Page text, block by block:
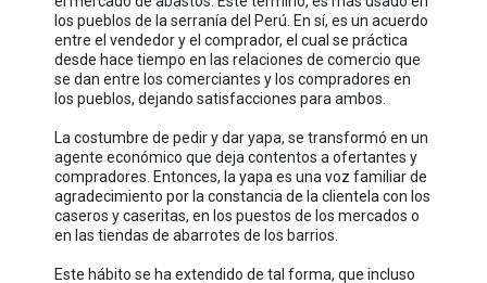
los pueblos de la serranía del Perú. En sí, es un acuerdo
entre el vendedor y el comprador, el cual se práctica
desde hace tiempo en las relaciones de comercio que
se dan entre los comerciantes y los compradores en
los pueblos, dejando satisfacciones para ambos.
La costumbre de pedir y dar yapa, se transformó en un
agente económico que deja contentos a ofertantes y
compradores. Entonces, la yapa es una voz familiar de
agradecimiento por la constancia de la clientela con los
caseros y caseritas, en los puestos de los mercados o
en las tiendas de abarrotes de los barrios.
Este hábito se ha extendido de tal forma, que incluso